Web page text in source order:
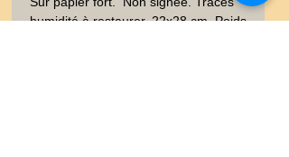
humidité à restaurer. 22x28 cm. Poids